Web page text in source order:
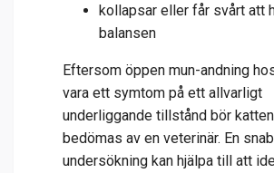
kollapsar eller får svårt att
balansen
Eftersom öppen mun-andning
vara ett symtom på ett allvarligt
underliggande tillstånd bör
bedömas av en veterinär. En
undersökning kan hjälpa till att